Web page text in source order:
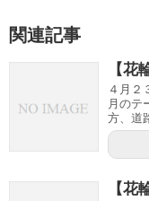
関連記事
【花
４月２
月のテ
方、道
【花